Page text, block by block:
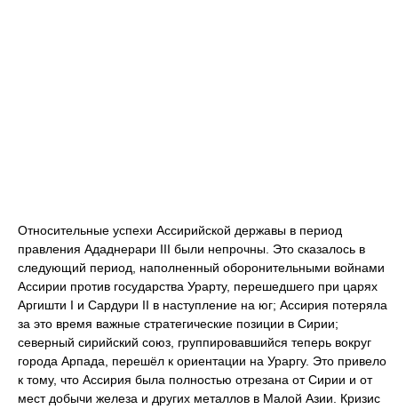
Относительные успехи Ассирийской державы в период
правления Ададнерари III были непрочны. Это сказалось в
следующий период, наполненный оборонительными войнами
Ассирии против государства Урарту, перешедшего при царях
Аргишти I и Сардури II в наступление на юг; Ассирия потеряла
за это время важные стратегические позиции в Сирии;
северный сирийский союз, группировавшийся теперь вокруг
города Арпада, перешёл к ориентации на Ураргу. Это привело
к тому, что Ассирия была полностью отрезана от Сирии и от
мест добычи железа и других металлов в Малой Азии. Кризис